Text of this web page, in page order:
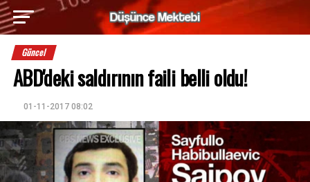
Güncel
ABD'deki saldırının faili belli oldu!
01-11-2017 08:02